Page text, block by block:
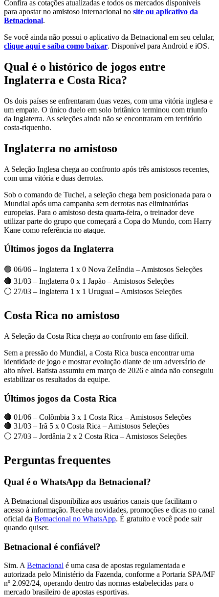
Confira as cotações atualizadas e todos os mercados disponíveis
para apostar no amistoso internacional no site ou aplicativo da
Betnacional.
Se você ainda não possui o aplicativo da Betnacional em seu celular,
clique aqui e saiba como baixar. Disponível para Android e iOS.
Qual é o histórico de jogos entre
Inglaterra e Costa Rica?
Os dois países se enfrentaram duas vezes, com uma vitória inglesa e
um empate. O único duelo em solo britânico terminou com triunfo
da Inglaterra. As seleções ainda não se encontraram em território
costa-riquenho.
Inglaterra no amistoso
A Seleção Inglesa chega ao confronto após três amistosos recentes,
com uma vitória e duas derrotas.
Sob o comando de Tuchel, a seleção chega bem posicionada para o
Mundial após uma campanha sem derrotas nas eliminatórias
europeias. Para o amistoso desta quarta-feira, o treinador deve
utilizar parte do grupo que começará a Copa do Mundo, com Harry
Kane como referência no ataque.
Últimos jogos da Inglaterra
🟢 06/06 – Inglaterra 1 x 0 Nova Zelândia – Amistosos Seleções
🔴 31/03 – Inglaterra 0 x 1 Japão – Amistosos Seleções
⚪ 27/03 – Inglaterra 1 x 1 Uruguai – Amistosos Seleções
Costa Rica no amistoso
A Seleção da Costa Rica chega ao confronto em fase difícil.
Sem a pressão do Mundial, a Costa Rica busca encontrar uma
identidade de jogo e mostrar evolução diante de um adversário de
alto nível. Batista assumiu em março de 2026 e ainda não conseguiu
estabilizar os resultados da equipe.
Últimos jogos da Costa Rica
🔴 01/06 – Colômbia 3 x 1 Costa Rica – Amistosos Seleções
🔴 31/03 – Irã 5 x 0 Costa Rica – Amistosos Seleções
⚪ 27/03 – Jordânia 2 x 2 Costa Rica – Amistosos Seleções
Perguntas frequentes
Qual é o WhatsApp da Betnacional?
A Betnacional disponibiliza aos usuários canais que facilitam o
acesso à informação. Receba novidades, promoções e dicas no canal
oficial da Betnacional no WhatsApp. É gratuito e você pode sair
quando quiser.
Betnacional é confiável?
Sim. A Betnacional é uma casa de apostas regulamentada e
autorizada pelo Ministério da Fazenda, conforme a Portaria SPA/MF
nº 2.092/24, operando dentro das normas estabelecidas para o
mercado brasileiro de apostas esportivas.